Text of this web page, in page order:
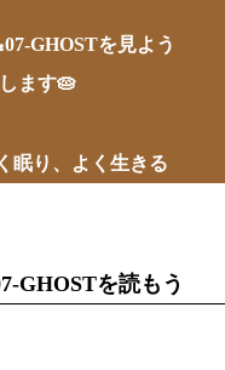
GHOSTを見よう
ます🥧
眠り、よく生きる
GHOSTを読もう